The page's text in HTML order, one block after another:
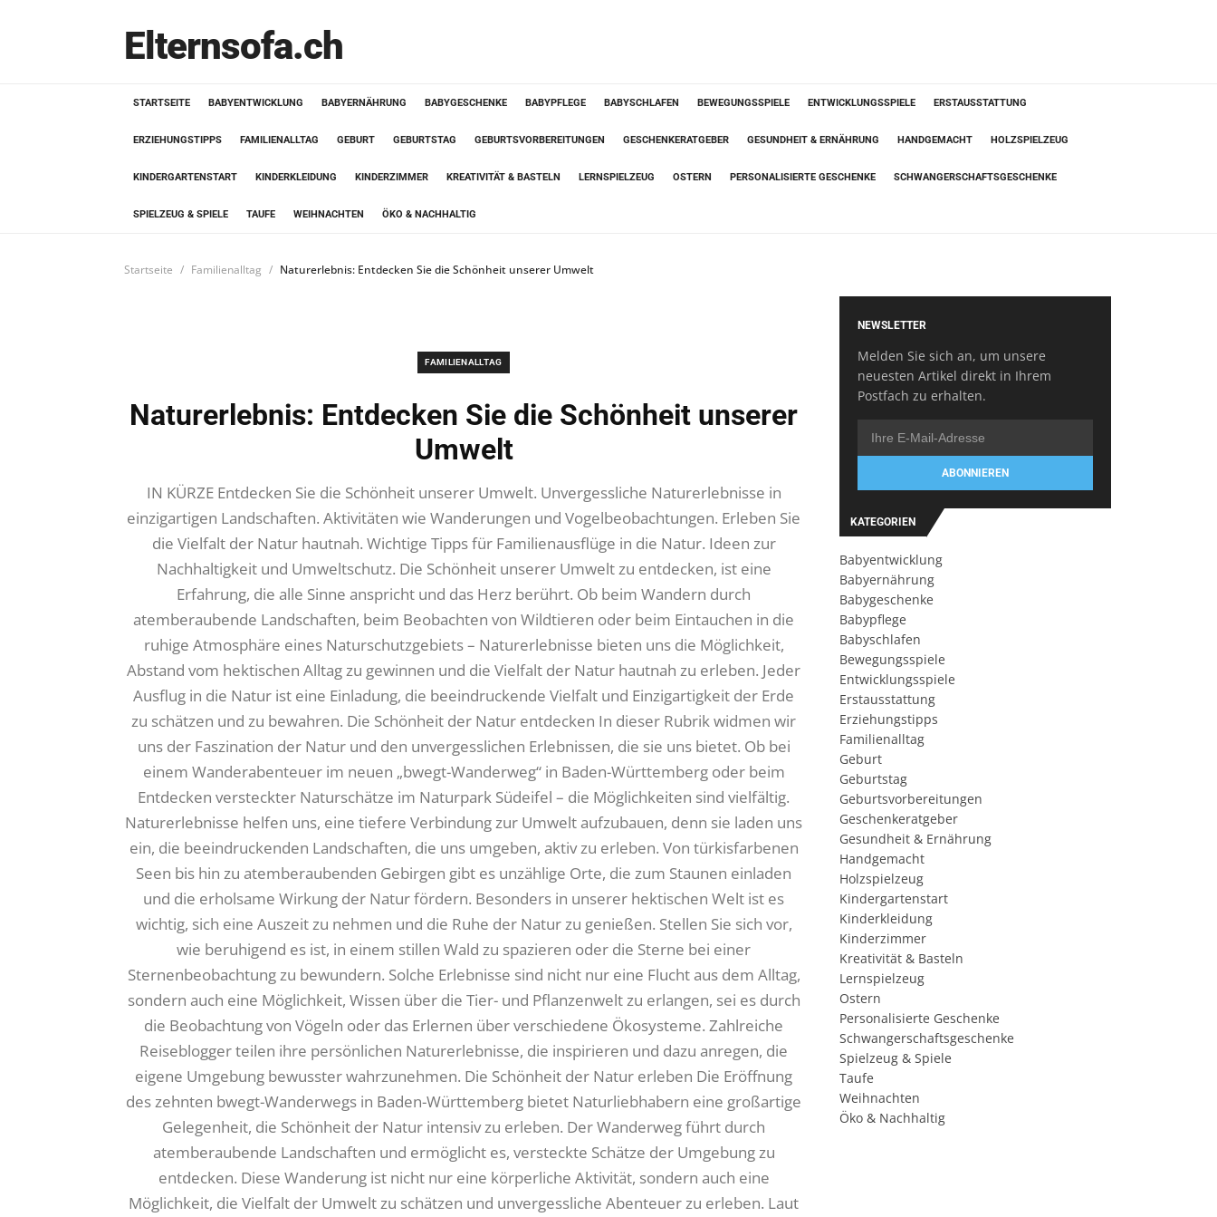
Elternsofa.ch
STARTSEITE BABYENTWICKLUNG BABYERNÄHRUNG BABYGESCHENKE BABYPFLEGE BABYSCHLAFEN BEWEGUNGSSPIELE ENTWICKLUNGSSPIELE ERSTAUSSTATTUNG
ERZIEHUNGSTIPPS FAMILIENALLTAG GEBURT GEBURTSTAG GEBURTSVORBEREITUNGEN GESCHENKERATGEBER GESUNDHEIT & ERNÄHRUNG HANDGEMACHT HOLZSPIELZEUG
KINDERGARTENSTART KINDERKLEIDUNG KINDERZIMMER KREATIVITÄT & BASTELN LERNSPIELZEUG OSTERN PERSONALISIERTE GESCHENKE SCHWANGERSCHAFTSGESCHENKE
SPIELZEUG & SPIELE TAUFE WEIHNACHTEN ÖKO & NACHHALTIG
Startseite Familienalltag Naturerlebnis: Entdecken Sie die Schönheit unserer Umwelt
FAMILIENALLTAG
Naturerlebnis: Entdecken Sie die Schönheit unserer
Umwelt
IN KÜRZE Entdecken Sie die Schönheit unserer Umwelt. Unvergessliche Naturerlebnisse in
einzigartigen Landschaften. Aktivitäten wie Wanderungen und Vogelbeobachtungen. Erleben Sie
die Vielfalt der Natur hautnah. Wichtige Tipps für Familienausflüge in die Natur. Ideen zur
Nachhaltigkeit und Umweltschutz. Die Schönheit unserer Umwelt zu entdecken, ist eine
Erfahrung, die alle Sinne anspricht und das Herz berührt. Ob beim Wandern durch
atemberaubende Landschaften, beim Beobachten von Wildtieren oder beim Eintauchen in die
ruhige Atmosphäre eines Naturschutzgebiets – Naturerlebnisse bieten uns die Möglichkeit,
Abstand vom hektischen Alltag zu gewinnen und die Vielfalt der Natur hautnah zu erleben. Jeder
Ausflug in die Natur ist eine Einladung, die beeindruckende Vielfalt und Einzigartigkeit der Erde
zu schätzen und zu bewahren. Die Schönheit der Natur entdecken In dieser Rubrik widmen wir
uns der Faszination der Natur und den unvergesslichen Erlebnissen, die sie uns bietet. Ob bei
einem Wanderabenteuer im neuen „bwegt-Wanderweg“ in Baden-Württemberg oder beim
Entdecken versteckter Naturschätze im Naturpark Südeifel – die Möglichkeiten sind vielfältig.
Naturerlebnisse helfen uns, eine tiefere Verbindung zur Umwelt aufzubauen, denn sie laden uns
ein, die beeindruckenden Landschaften, die uns umgeben, aktiv zu erleben. Von türkisfarbenen
Seen bis hin zu atemberaubenden Gebirgen gibt es unzählige Orte, die zum Staunen einladen
und die erholsame Wirkung der Natur fördern. Besonders in unserer hektischen Welt ist es
wichtig, sich eine Auszeit zu nehmen und die Ruhe der Natur zu genießen. Stellen Sie sich vor,
wie beruhigend es ist, in einem stillen Wald zu spazieren oder die Sterne bei einer
Sternenbeobachtung zu bewundern. Solche Erlebnisse sind nicht nur eine Flucht aus dem Alltag,
sondern auch eine Möglichkeit, Wissen über die Tier- und Pflanzenwelt zu erlangen, sei es durch
die Beobachtung von Vögeln oder das Erlernen über verschiedene Ökosysteme. Zahlreiche
Reiseblogger teilen ihre persönlichen Naturerlebnisse, die inspirieren und dazu anregen, die
eigene Umgebung bewusster wahrzunehmen. Die Schönheit der Natur erleben Die Eröffnung
des zehnten bwegt-Wanderwegs in Baden-Württemberg bietet Naturliebhabern eine großartige
Gelegenheit, die Schönheit der Natur intensiv zu erleben. Der Wanderweg führt durch
atemberaubende Landschaften und ermöglicht es, versteckte Schätze der Umgebung zu
entdecken. Diese Wanderung ist nicht nur eine körperliche Aktivität, sondern auch eine
Möglichkeit, die Vielfalt der Umwelt zu schätzen und unvergessliche Abenteuer zu erleben. Laut
NEWSLETTER
Melden Sie sich an, um unsere
neuesten Artikel direkt in Ihrem
Postfach zu erhalten.
ABONNIEREN
KATEGORIEN
Babyentwicklung
Babyernährung
Babygeschenke
Babypflege
Babyschlafen
Bewegungsspiele
Entwicklungsspiele
Erstausstattung
Erziehungstipps
Familienalltag
Geburt
Geburtstag
Geburtsvorbereitungen
Geschenkeratgeber
Gesundheit & Ernährung
Handgemacht
Holzspielzeug
Kindergartenstart
Kinderkleidung
Kinderzimmer
Kreativität & Basteln
Lernspielzeug
Ostern
Personalisierte Geschenke
Schwangerschaftsgeschenke
Spielzeug & Spiele
Taufe
Weihnachten
Öko & Nachhaltig